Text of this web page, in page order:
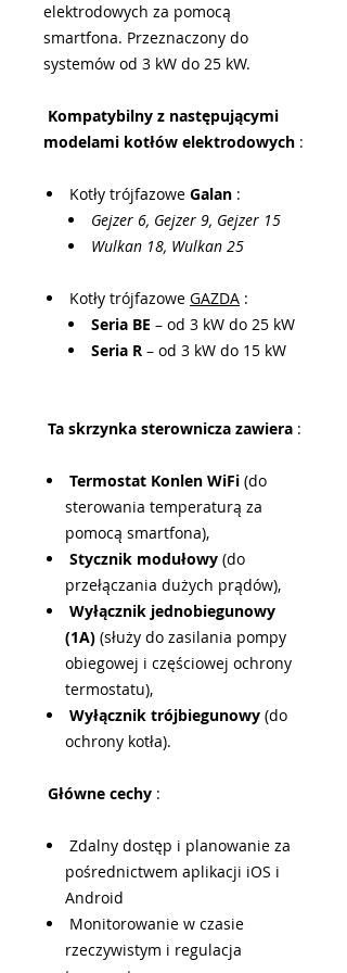
elektrodowych za pomocą
smartfona. Przeznaczony do
systemów od 3 kW do 25 kW.
Kompatybilny z następującymi
modelami kotłów elektrodowych :
Kotły trójfazowe Galan :
Gejzer 6, Gejzer 9, Gejzer 15
Wulkan 18, Wulkan 25
Kotły trójfazowe GAZDA :
Seria BE – od 3 kW do 25 kW
Seria R – od 3 kW do 15 kW
Ta skrzynka sterownicza zawiera :
Termostat Konlen WiFi (do
sterowania temperaturą za
pomocą smartfona),
Stycznik modułowy (do
przełączania dużych prądów),
Wyłącznik jednobiegunowy
(1A) (służy do zasilania pompy
obiegowej i częściowej ochrony
termostatu),
Wyłącznik trójbiegunowy (do
ochrony kotła).
Główne cechy :
Zdalny dostęp i planowanie za
pośrednictwem aplikacji iOS i
Android
Monitorowanie w czasie
rzeczywistym i regulacja